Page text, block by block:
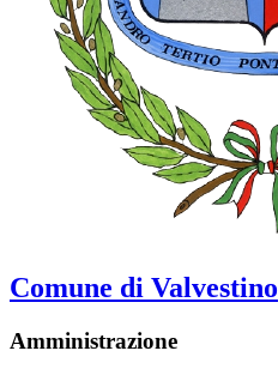
Comune di Valvestino
Amministrazione